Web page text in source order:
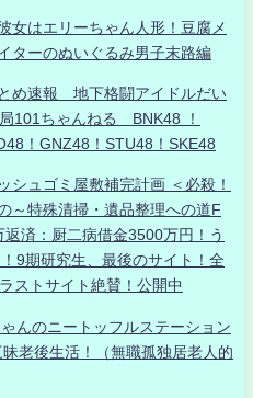
はエリーちゃん人形！豆腐メ
ターのぬいぐるみ男子末路編
め速報 地下格闘アイドルだい
101ちゃんねる BNK48 ！
！GNZ48！STU48！SKE48
シュゴミ屋敷補完計画 ＜必殺！
～特殊清掃・遺品整理への道F
済：厨二病借金3500万円！う
9期研究生、最後のサイト！全
ストサイト絶賛！公開中
んのニートッフルステーション
老後生活！（無職孤独居老人的